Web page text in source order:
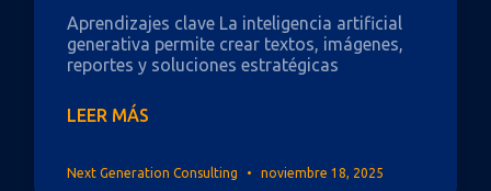
Aprendizajes clave La inteligencia artificial
generativa permite crear textos, imágenes,
reportes y soluciones estratégicas
LEER MÁS
Next Generation Consulting noviembre 18, 2025